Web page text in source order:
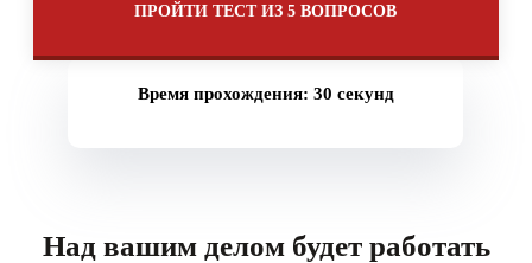
ПРОЙТИ ТЕСТ ИЗ 5 ВОПРОСОВ
Время прохождения: 30 секунд
Над вашим делом будет работать